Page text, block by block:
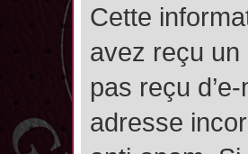
Cette
avez reçu un
pas reçu
adresse